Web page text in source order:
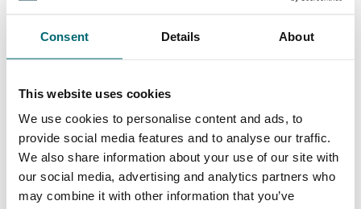
Consent Details About
This website uses cookies
We use cookies to personalise content and ads, to
provide social media features and to analyse our traffic.
We also share information about your use of our site with
our social media, advertising and analytics partners who
may combine it with other information that you’ve
Toen ik jaren geleden in Frankrijk begon te
vissen wist ik niet waar ik moest boeken. Mijn
eerste reizen heb ik bij niet nader te noemen